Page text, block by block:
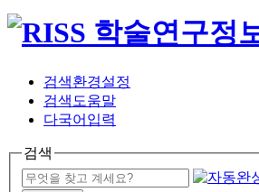
검색환경설정
검색도움말
다국어입력
검색